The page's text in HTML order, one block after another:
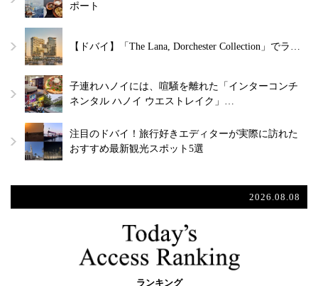
ポート
【ドバイ】「The Lana, Dorchester Collection」でラ…
子連れハノイには、喧騒を離れた「インターコンチ
ネンタル ハノイ ウエストレイク」…
注目のドバイ！旅行好きエディターが実際に訪れた
おすすめ最新観光スポット5選
2026.08.08
ランキング